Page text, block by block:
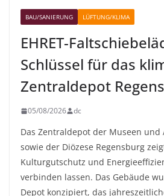
BAU/SANIERUNG LÜFTUNG/KLIMA
EHRET-
Schlüssel für das
Zentraldepot
05/08/2026 dc
Das Zentraldepot der Museen und
sowie der Diözese Regensburg
Kulturgutschutz und
verbinden lassen. Das Gebäude
Depot konzipiert, das